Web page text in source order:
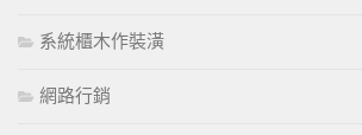
系統櫃木作裝潢
網路行銷